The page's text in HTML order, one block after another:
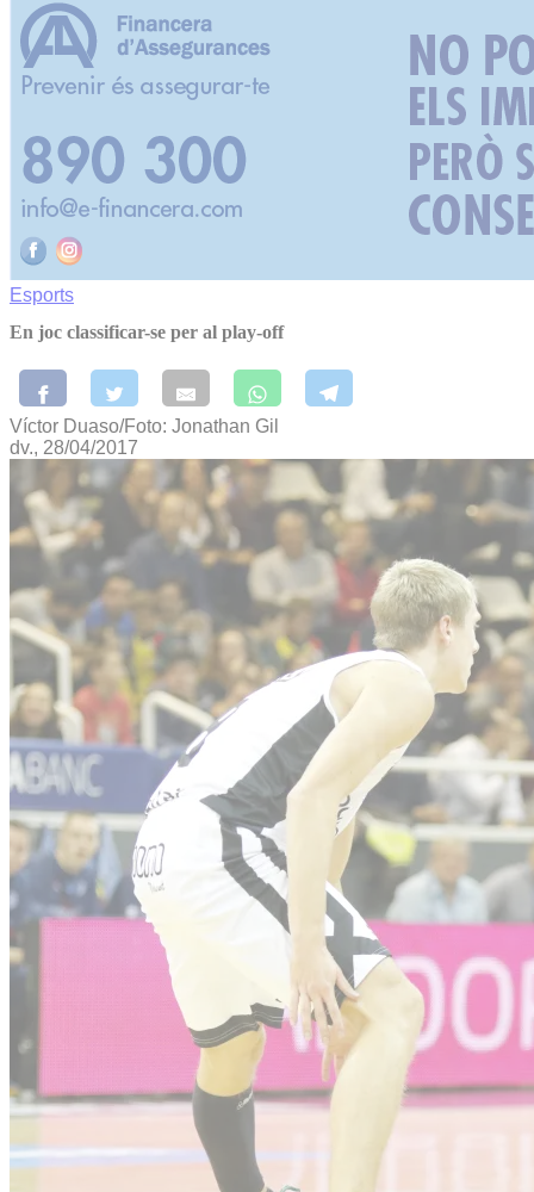
Esports
En joc classificar-se per al play-off
Víctor Duaso/Foto: Jonathan Gil
dv., 28/04/2017